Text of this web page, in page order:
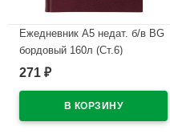
Ежедневник А5 недат. б/в BG
бордовый 160л (Ст.6)
В наличии
271 ₽